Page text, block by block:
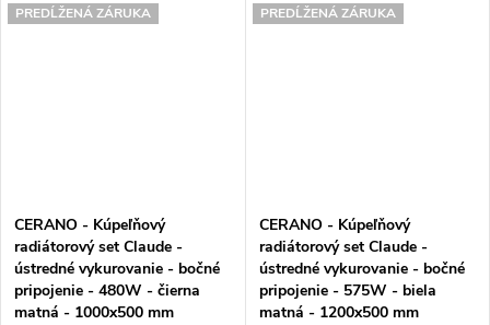
PREDĹŽENÁ ZÁRUKA
CERANO - Kúpeľňový
radiátorový set Claude -
ústredné vykurovanie - bočné
pripojenie - 480W - čierna
matná - 1000x500 mm
PREDĹŽENÁ ZÁRUKA
CERANO - Kúpeľňový
radiátorový set Claude -
ústredné vykurovanie - bočné
pripojenie - 575W - biela
matná - 1200x500 mm